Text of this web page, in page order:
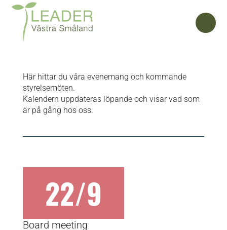
CALENDAR
Här hittar du våra evenemang och kommande
styrelsemöten.
Kalendern uppdateras löpande och visar vad som
är på gång hos oss.
22/9
Board meeting